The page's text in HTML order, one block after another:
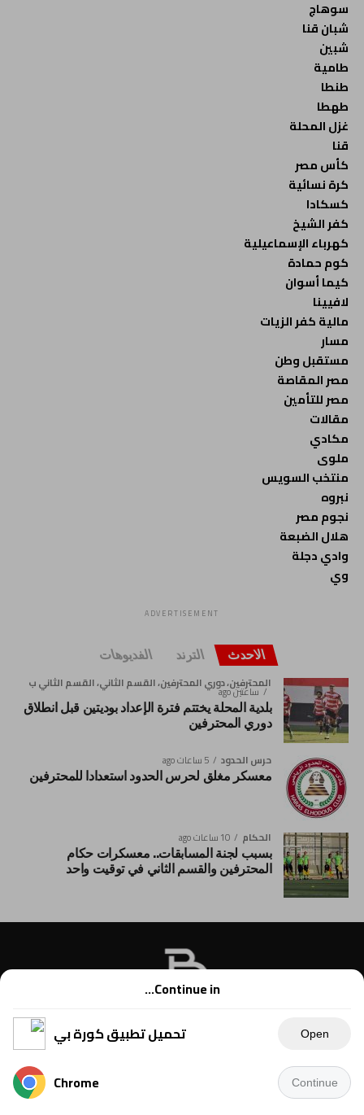
سوهاج
شبان قنا
شبين
طامية
طنطا
طهطا
غزل المحلة
قنا
كأس مصر
كرة نسائية
كسكادا
كفر الشيخ
كهرباء الإسماعيلية
كوم حمادة
كيما أسوان
لافيينا
مالية كفر الزيات
مسار
مستقبل وطن
مصر المقاصة
مصر للتأمين
مقالات
مكادي
ملوى
منتخب السويس
نبروه
نجوم مصر
هلال الضبعة
وادي دجلة
وي
ADVERTISEMENT
الاحدث الترند الفديوهات
المحترفين، دوري المحترفين، القسم الثاني، القسم الثاني ب
ساعتين ago
بلدية المحلة يختتم فترة الإعداد بوديتين قبل انطلاق
دوري المحترفين
حرس الحدود 5 ساعات ago
معسكر مغلق لحرس الحدود استعدادا للمحترفين
الحكام 10 ساعات ago
بسبب لجنة المسابقات.. معسكرات حكام
المحترفين والقسم الثاني في توقيت واحد
Copyright © 2021 Kora B, powered by Ahmednet.info
Continue in...
تحميل تطبيق كورة بي
Open
Chrome Continue